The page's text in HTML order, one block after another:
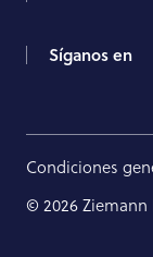
Síganos en
Condiciones
© 2026 Ziemann